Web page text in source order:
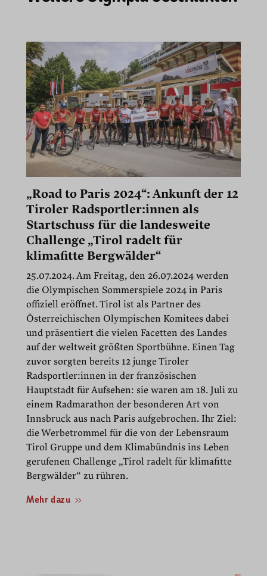
„Road to Paris 2024“: Ankunft der 12
Tiroler Radsportler:innen als
Startschuss für die landesweite
Challenge „Tirol radelt für
klimafitte Bergwälder“
25.07.2024. Am Freitag, den 26.07.2024 werden
die Olympischen Sommerspiele 2024 in Paris
offiziell eröffnet. Tirol ist als Partner des
Österreichischen Olympischen Komitees dabei
und präsentiert die vielen Facetten des Landes
auf der weltweit größten Sportbühne. Einen Tag
zuvor sorgten bereits 12 junge Tiroler
Radsportler:innen in der französischen
Hauptstadt für Aufsehen: sie waren am 18. Juli zu
einem Radmarathon der besonderen Art von
Innsbruck aus nach Paris aufgebrochen. Ihr Ziel:
die Werbetrommel für die von der Lebensraum
Tirol Gruppe und dem Klimabündnis ins Leben
gerufenen Challenge „Tirol radelt für klimafitte
Bergwälder“ zu rühren.
Mehr dazu